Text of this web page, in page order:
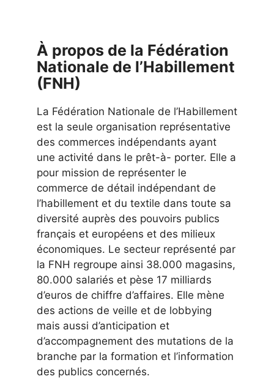
À propos de la Fédération
Nationale de l’Habillement
(FNH)
La Fédération Nationale de l’Habillement
est la seule organisation représentative
des commerces indépendants ayant
une activité dans le prêt-à- porter. Elle a
pour mission de représenter le
commerce de détail indépendant de
l’habillement et du textile dans toute sa
diversité auprès des pouvoirs publics
français et européens et des milieux
économiques. Le secteur représenté par
la FNH regroupe ainsi 38.000 magasins,
80.000 salariés et pèse 17 milliards
d’euros de chiffre d’affaires. Elle mène
des actions de veille et de lobbying
mais aussi d’anticipation et
d’accompagnement des mutations de la
branche par la formation et l’information
des publics concernés.